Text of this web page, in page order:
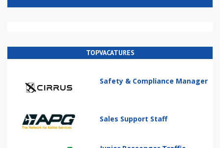
TOPVACATURES
Safety & Compliance Manager
Sales Support Staff